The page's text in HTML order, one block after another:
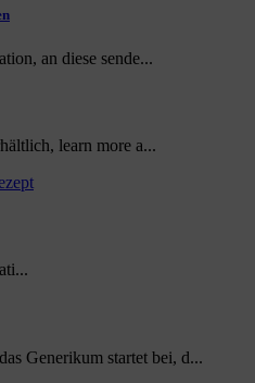
an diese sende...
learn more a...
Generikum startet bei, d...